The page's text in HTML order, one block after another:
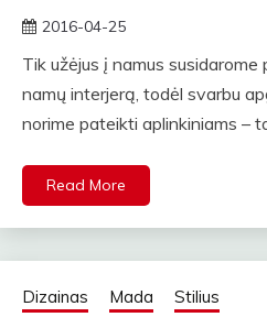
2016-04-25
Tik užėjus į namus
namų interjerą, todėl svarbu
norime pateikti aplinkiniams –
Read More
Dizainas Mada Stilius